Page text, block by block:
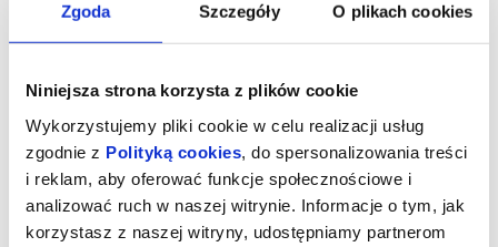
Zgoda Szczegóły O plikach cookies
Niniejsza strona korzysta z plików cookie
Wykorzystujemy pliki cookie w celu realizacji usług
zgodnie z Polityką cookies , do spersonalizowania treści
i reklam, aby oferować funkcje społecznościowe i
analizować ruch w naszej witrynie. Informacje o tym, jak
korzystasz z naszej witryny, udostępniamy partnerom